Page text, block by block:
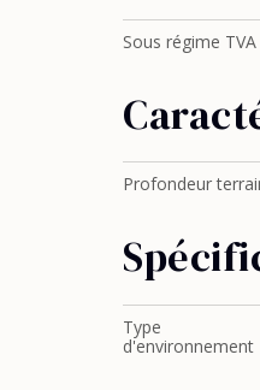
Sous régime TVA
Profondeur
Type
d'environnement